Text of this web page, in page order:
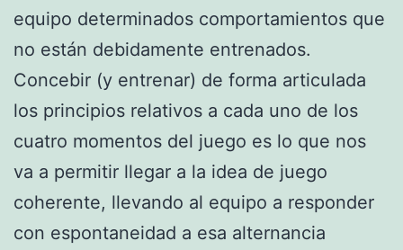
equipo determinados comportamientos que
no están debidamente entrenados.
Concebir (y entrenar) de forma articulada
los principios relativos a cada uno de los
cuatro momentos del juego es lo que nos
va a permitir llegar a la idea de juego
coherente, llevando al equipo a responder
con espontaneidad a esa alternancia